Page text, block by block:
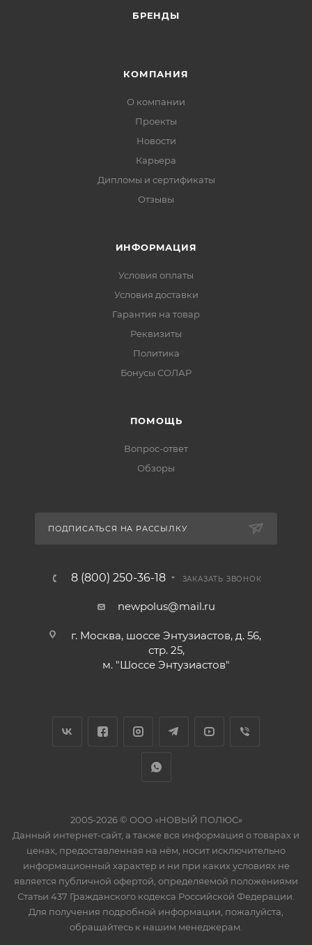
БРЕНДЫ
КОМПАНИЯ
О компании
Проекты
Новости
Карьера
Дипломы и сертификаты
Отзывы
ИНФОРМАЦИЯ
Условия оплаты
Условия доставки
Гарантия на товар
Реквизиты
Политика
Бонусы СОЛАР
ПОМОЩЬ
Вопрос-ответ
Обзоры
ПОДПИСАТЬСЯ НА РАССЫЛКУ
8 (800) 250-36-18 ЗАКАЗАТЬ ЗВОНОК
newpolus@mail.ru
г. Москва, шоссе Энтузиастов, д. 56,
стр. 25,
м. "Шоссе Энтузиастов"
2005-2026 © ООО «НОВЫЙ ПОЛЮС»
Данный интернет-сайт, а также вся информация о товарах и
ценах, предоставленная на нём, носит исключительно
информационный характер и ни при каких условиях не
является публичной офертой, определяемой положениями
Статьи 437 Гражданского кодекса Российской Федерации.
Для получения подробной информации, пожалуйста,
обращайтесь к нашим менеджерам.